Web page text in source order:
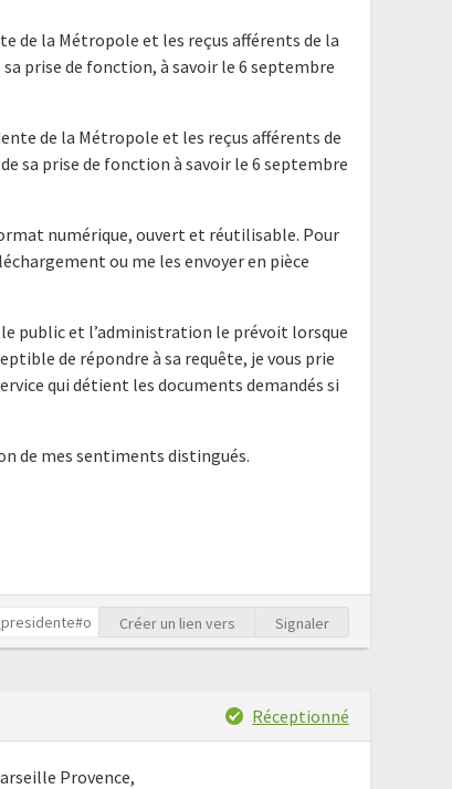
de la Métropole et les reçus afférents de la
prise de fonction, à savoir le 6 septembre
de la Métropole et les reçus afférents de
sa prise de fonction à savoir le 6 septembre
numérique, ouvert et réutilisable. Pour
ou me les envoyer en pièce
public et l’administration le prévoit lorsque
de répondre à sa requête, je vous prie
qui détient les documents demandés si
de mes sentiments distingués.
Créer un lien vers Signaler
Réceptionné
Provence,